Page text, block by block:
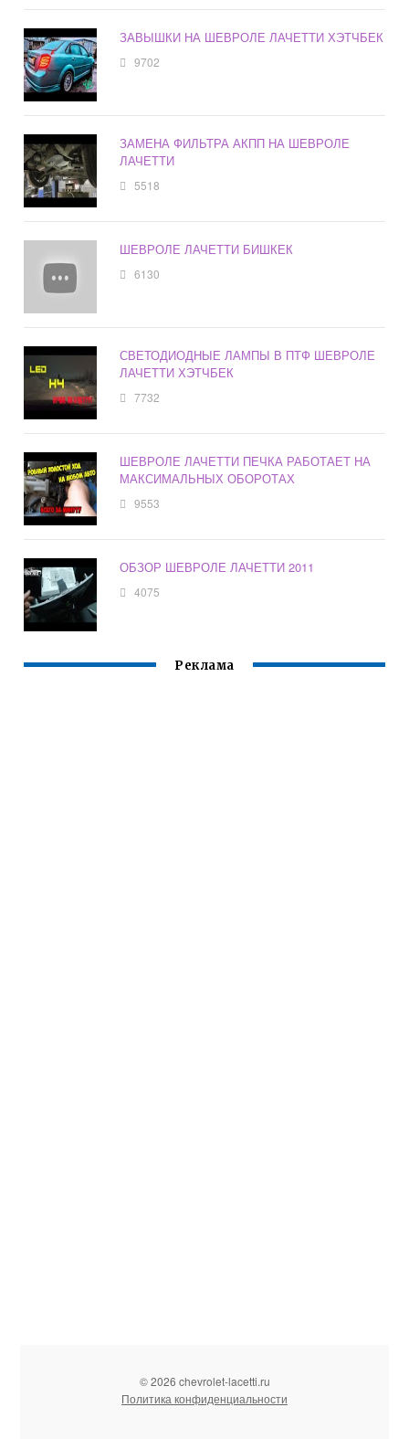
ЗАВЫШКИ НА ШЕВРОЛЕ ЛАЧЕТТИ ХЭТЧБЕК
9702
ЗАМЕНА ФИЛЬТРА АКПП НА ШЕВРОЛЕ
ЛАЧЕТТИ
5518
ШЕВРОЛЕ ЛАЧЕТТИ БИШКЕК
6130
СВЕТОДИОДНЫЕ ЛАМПЫ В ПТФ ШЕВРОЛЕ
ЛАЧЕТТИ ХЭТЧБЕК
7732
ШЕВРОЛЕ ЛАЧЕТТИ ПЕЧКА РАБОТАЕТ НА
МАКСИМАЛЬНЫХ ОБОРОТАХ
9553
ОБЗОР ШЕВРОЛЕ ЛАЧЕТТИ 2011
4075
Реклама
© 2026 chevrolet-lacetti.ru
Политика конфиденциальности